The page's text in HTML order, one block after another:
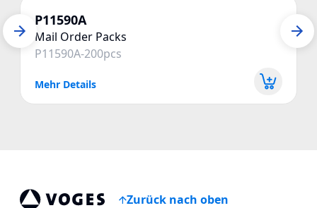
P11590A
Mail Order Packs
P11590A-200pcs
Mehr Details
Zurück nach oben